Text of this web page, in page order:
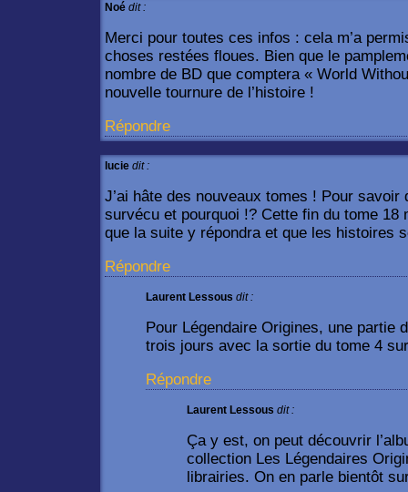
Noé dit :
Merci pour toutes ces infos : cela m’a
choses restées floues. Bien que le
nombre de BD que comptera « World
nouvelle tournure de l’histoire !
Répondre
lucie dit :
J’ai hâte des nouveaux tomes ! Pour savoir
survécu et pourquoi !? Cette fin du tome 18
que la suite y répondra et que les histoires
Répondre
Laurent Lessous dit :
Pour Légendaire Origines, une partie
trois jours avec la sortie du tome 4
Répondre
Laurent Lessous dit :
Ça y est, on peut découvrir
collection Les Légendaires
librairies. On en parle bientôt